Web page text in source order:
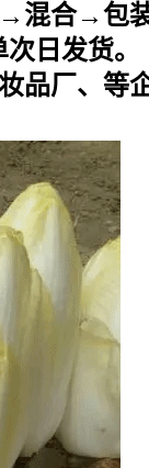
混合→包
日发货。
品厂、等